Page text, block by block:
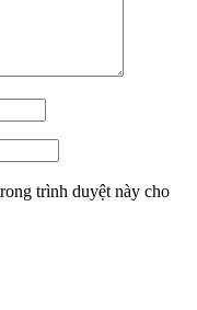
trình duyệt này cho